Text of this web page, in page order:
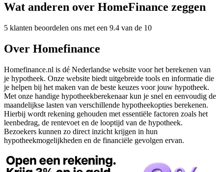
Wat anderen over HomeFinance zeggen
5 klanten beoordelen ons met een 9.4 van de 10
Over Homefinance
Homefinance.nl is dé Nederlandse website voor het berekenen van
je hypotheek. Onze website biedt uitgebreide tools en informatie die
je helpen bij het maken van de beste keuzes voor jouw hypotheek.
Met onze handige hypotheekberekenaar kun je snel en eenvoudig de
maandelijkse lasten van verschillende hypotheekopties berekenen.
Hierbij wordt rekening gehouden met essentiële factoren zoals het
leenbedrag, de rentevoet en de looptijd van de hypotheek.
Bezoekers kunnen zo direct inzicht krijgen in hun
hypotheekmogelijkheden en de financiële gevolgen ervan.